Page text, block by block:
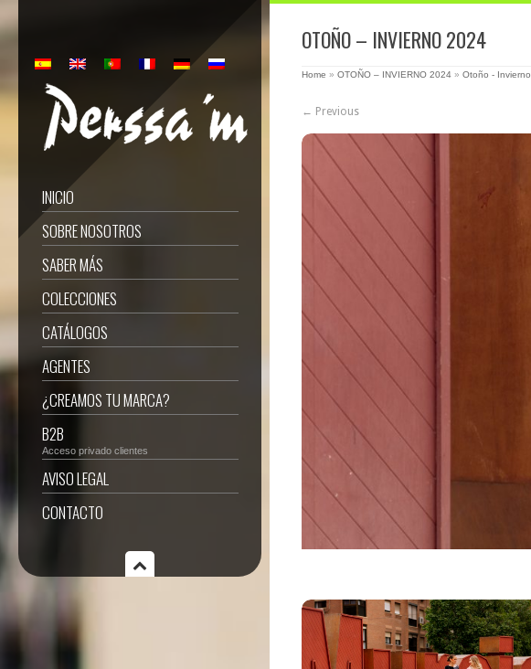
INICIO
SOBRE NOSOTROS
SABER MÁS
COLECCIONES
CATÁLOGOS
AGENTES
¿CREAMOS TU MARCA?
B2B
Acceso privado clientes
AVISO LEGAL
CONTACTO
OTOÑO – INVIERNO 2024
Home » OTOÑO – INVIERNO 2024 » Otoño - Invierno
← Previous